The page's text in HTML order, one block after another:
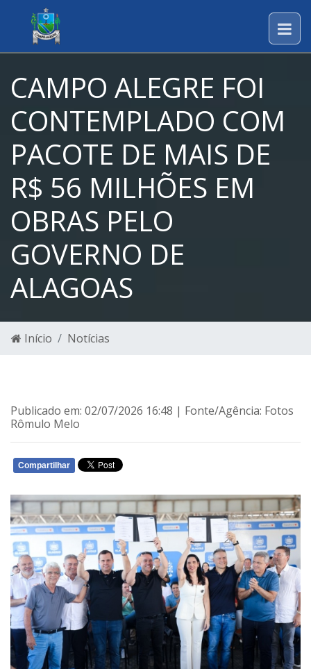
CAMPO ALEGRE FOI
CONTEMPLADO COM
PACOTE DE MAIS DE
R$ 56 MILHÕES EM
OBRAS PELO
GOVERNO DE
ALAGOAS
Início Notícias
Publicado em: 02/07/2026 16:48 | Fonte/Agência: Fotos
Rômulo Melo
Compartilhar